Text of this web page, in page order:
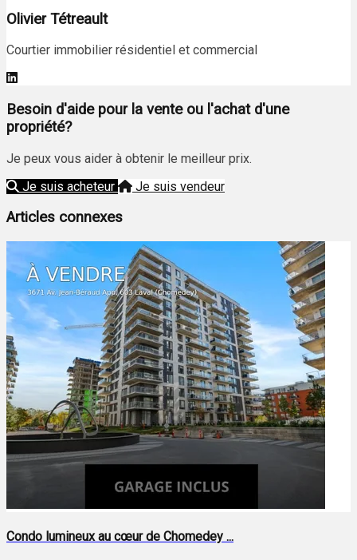
Olivier Tétreault
Courtier immobilier résidentiel et commercial
Besoin d'aide pour la vente ou l'achat d'une
propriété?
Je peux vous aider à obtenir le meilleur prix.
Je suis acheteur
Je suis vendeur
Articles connexes
Condo lumineux au cœur de Chomedey ...